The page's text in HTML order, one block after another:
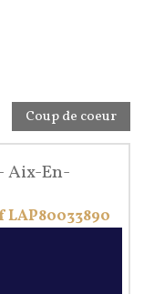
Coup de coeur
Aix-En-
LAP80033890